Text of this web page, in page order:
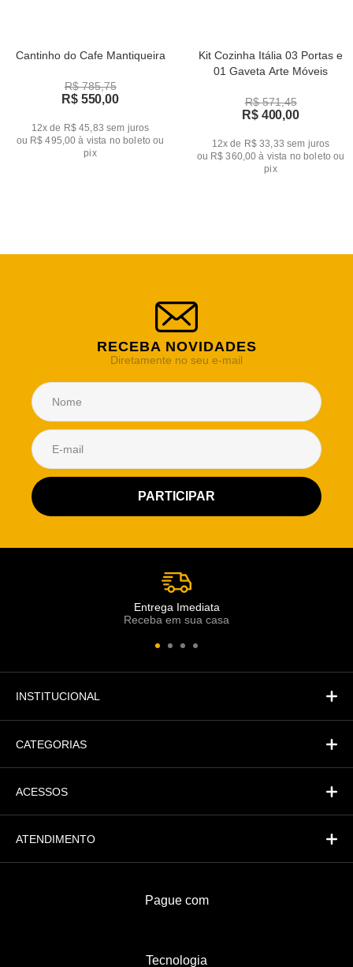
Cantinho do Cafe Mantiqueira
R$ 785,75
R$ 550,00
12x de R$ 45,83 sem juros
ou R$ 495,00 à vista no boleto ou
pix
Kit Cozinha Itália 03 Portas e
01 Gaveta Arte Móveis
R$ 571,45
R$ 400,00
12x de R$ 33,33 sem juros
ou R$ 360,00 à vista no boleto ou
pix
RECEBA NOVIDADES
Diretamente no seu e-mail
Entrega Imediata
Receba em sua casa
INSTITUCIONAL
CATEGORIAS
ACESSOS
ATENDIMENTO
Pague com
Tecnologia
Atendimento Rei de Casa